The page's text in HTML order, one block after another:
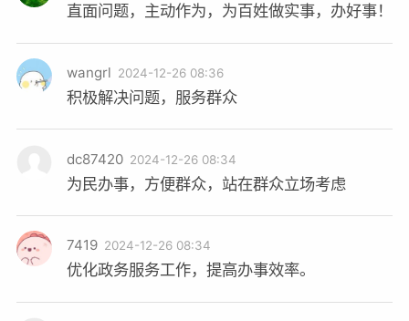
直面问题，主动作为，为百姓做实事，办好事！
wangrl 2024-12-26 08:36
积极解决问题，服务群众
dc87420 2024-12-26 08:34
为民办事，方便群众，站在群众立场考虑
7419 2024-12-26 08:34
优化政务服务工作，提高办事效率。